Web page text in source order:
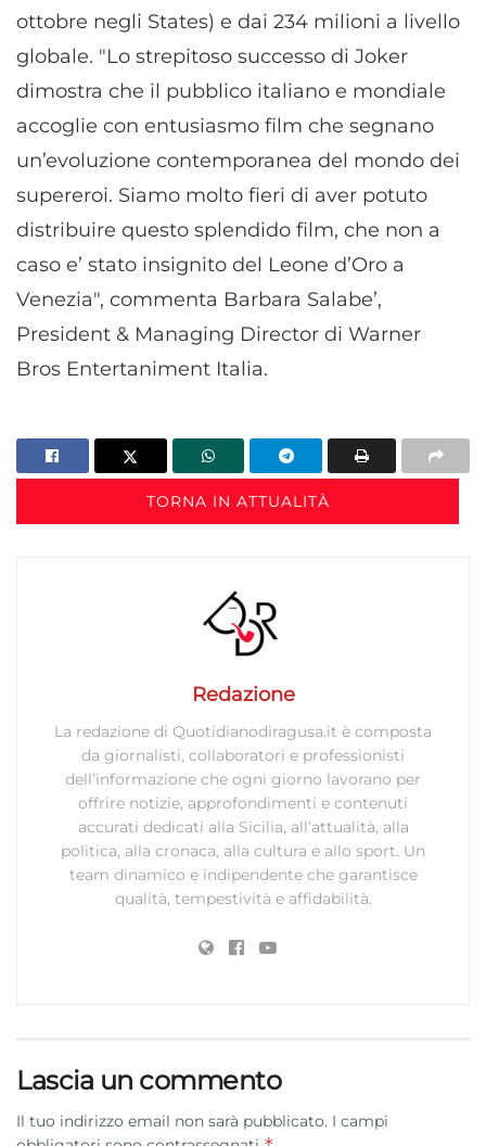
ottobre negli States) e dai 234 milioni a livello
globale. "Lo strepitoso successo di Joker
dimostra che il pubblico italiano e mondiale
accoglie con entusiasmo film che segnano
un’evoluzione contemporanea del mondo dei
supereroi. Siamo molto fieri di aver potuto
distribuire questo splendido film, che non a
caso e’ stato insignito del Leone d’Oro a
Venezia", commenta Barbara Salabe’,
President & Managing Director di Warner
Bros Entertaniment Italia.
TORNA IN ATTUALITÀ
Redazione
La redazione di Quotidianodiragusa.it è composta
da giornalisti, collaboratori e professionisti
dell’informazione che ogni giorno lavorano per
offrire notizie, approfondimenti e contenuti
accurati dedicati alla Sicilia, all’attualità, alla
politica, alla cronaca, alla cultura e allo sport. Un
team dinamico e indipendente che garantisce
qualità, tempestività e affidabilità.
Lascia un commento
Il tuo indirizzo email non sarà pubblicato. I campi